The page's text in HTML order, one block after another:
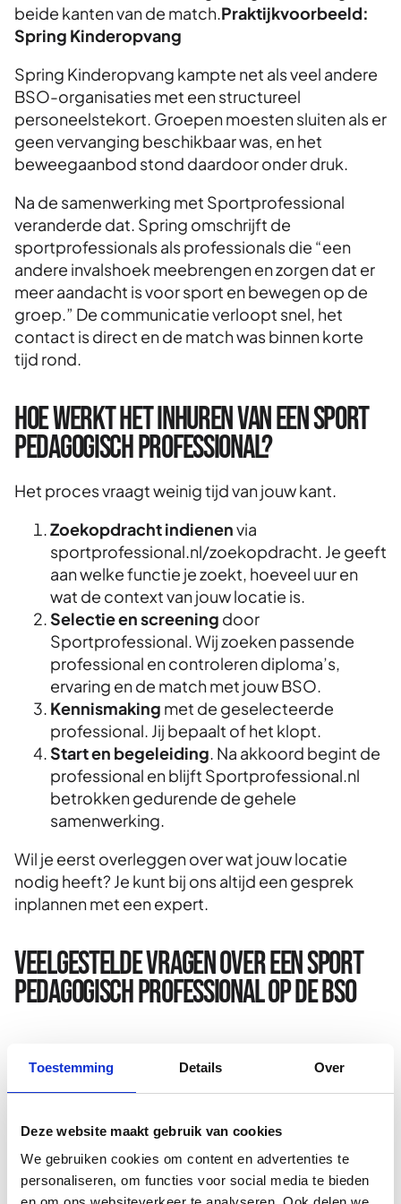
Toestemming Details Over
Deze website maakt gebruik van cookies
We gebruiken cookies om content en advertenties te
personaliseren, om functies voor social media te bieden
beide kanten van de match.Praktijkvoorbeeld:
Spring Kinderopvang
Spring Kinderopvang kampte net als veel andere
BSO-organisaties met een structureel
personeelstekort. Groepen moesten sluiten als er
geen vervanging beschikbaar was, en het
beweegaanbod stond daardoor onder druk.
Na de samenwerking met Sportprofessional
veranderde dat. Spring omschrijft de
sportprofessionals als professionals die “een
andere invalshoek meebrengen en zorgen dat er
meer aandacht is voor sport en bewegen op de
groep.” De communicatie verloopt snel, het
contact is direct en de match was binnen korte
tijd rond.
Hoe werkt het inhuren van een sport
pedagogisch professional?
Het proces vraagt weinig tijd van jouw kant.
Zoekopdracht indienenvia
sportprofessional.nl/zoekopdracht. Je geeft
aan welke functie je zoekt, hoeveel uur en
wat de context van jouw locatie is.
Selectie en screening door
Sportprofessional. Wij zoeken passende
professional en controleren diploma’s,
ervaring en de match met jouw BSO.
Kennismaking met de geselecteerde
professional. Jij bepaalt of het klopt.
Start en begeleiding. Na akkoord begint de
professional en blijft Sportprofessional.nl
betrokken gedurende de gehele
samenwerking.
Wil je eerst overleggen over wat jouw locatie
nodig heeft? Je kunt bij ons altijd een gesprek
inplannen met een expert.
Veelgestelde vragen over een sport
pedagogisch professional op de BSO
Wat is het verschil tussen een sport
pedagogisch professional en een gewone BSO-
algemene opvang en begeleiding. Een sport
pedagogisch professional is specifiek opgeleid